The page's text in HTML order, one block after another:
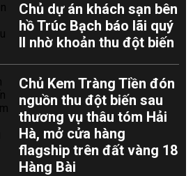
Chủ dự án khách sạn bên
hồ Trúc Bạch báo lãi quý
II nhờ khoản thu đột biến
Chủ Kem Tràng Tiền đón
nguồn thu đột biến sau
thương vụ thâu tóm Hải
Hà, mở cửa hàng
flagship trên đất vàng 18
Hàng Bài